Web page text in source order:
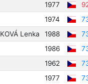
1977
1974
Lenka 1988
1986
1962
1977